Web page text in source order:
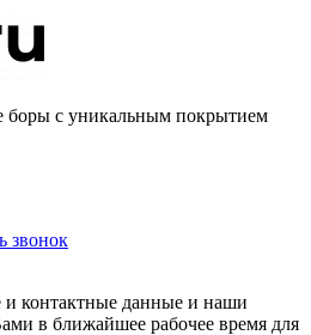
боры с уникальным покрытием
звонок
контактные данные и наши
в ближайшее рабочее время для